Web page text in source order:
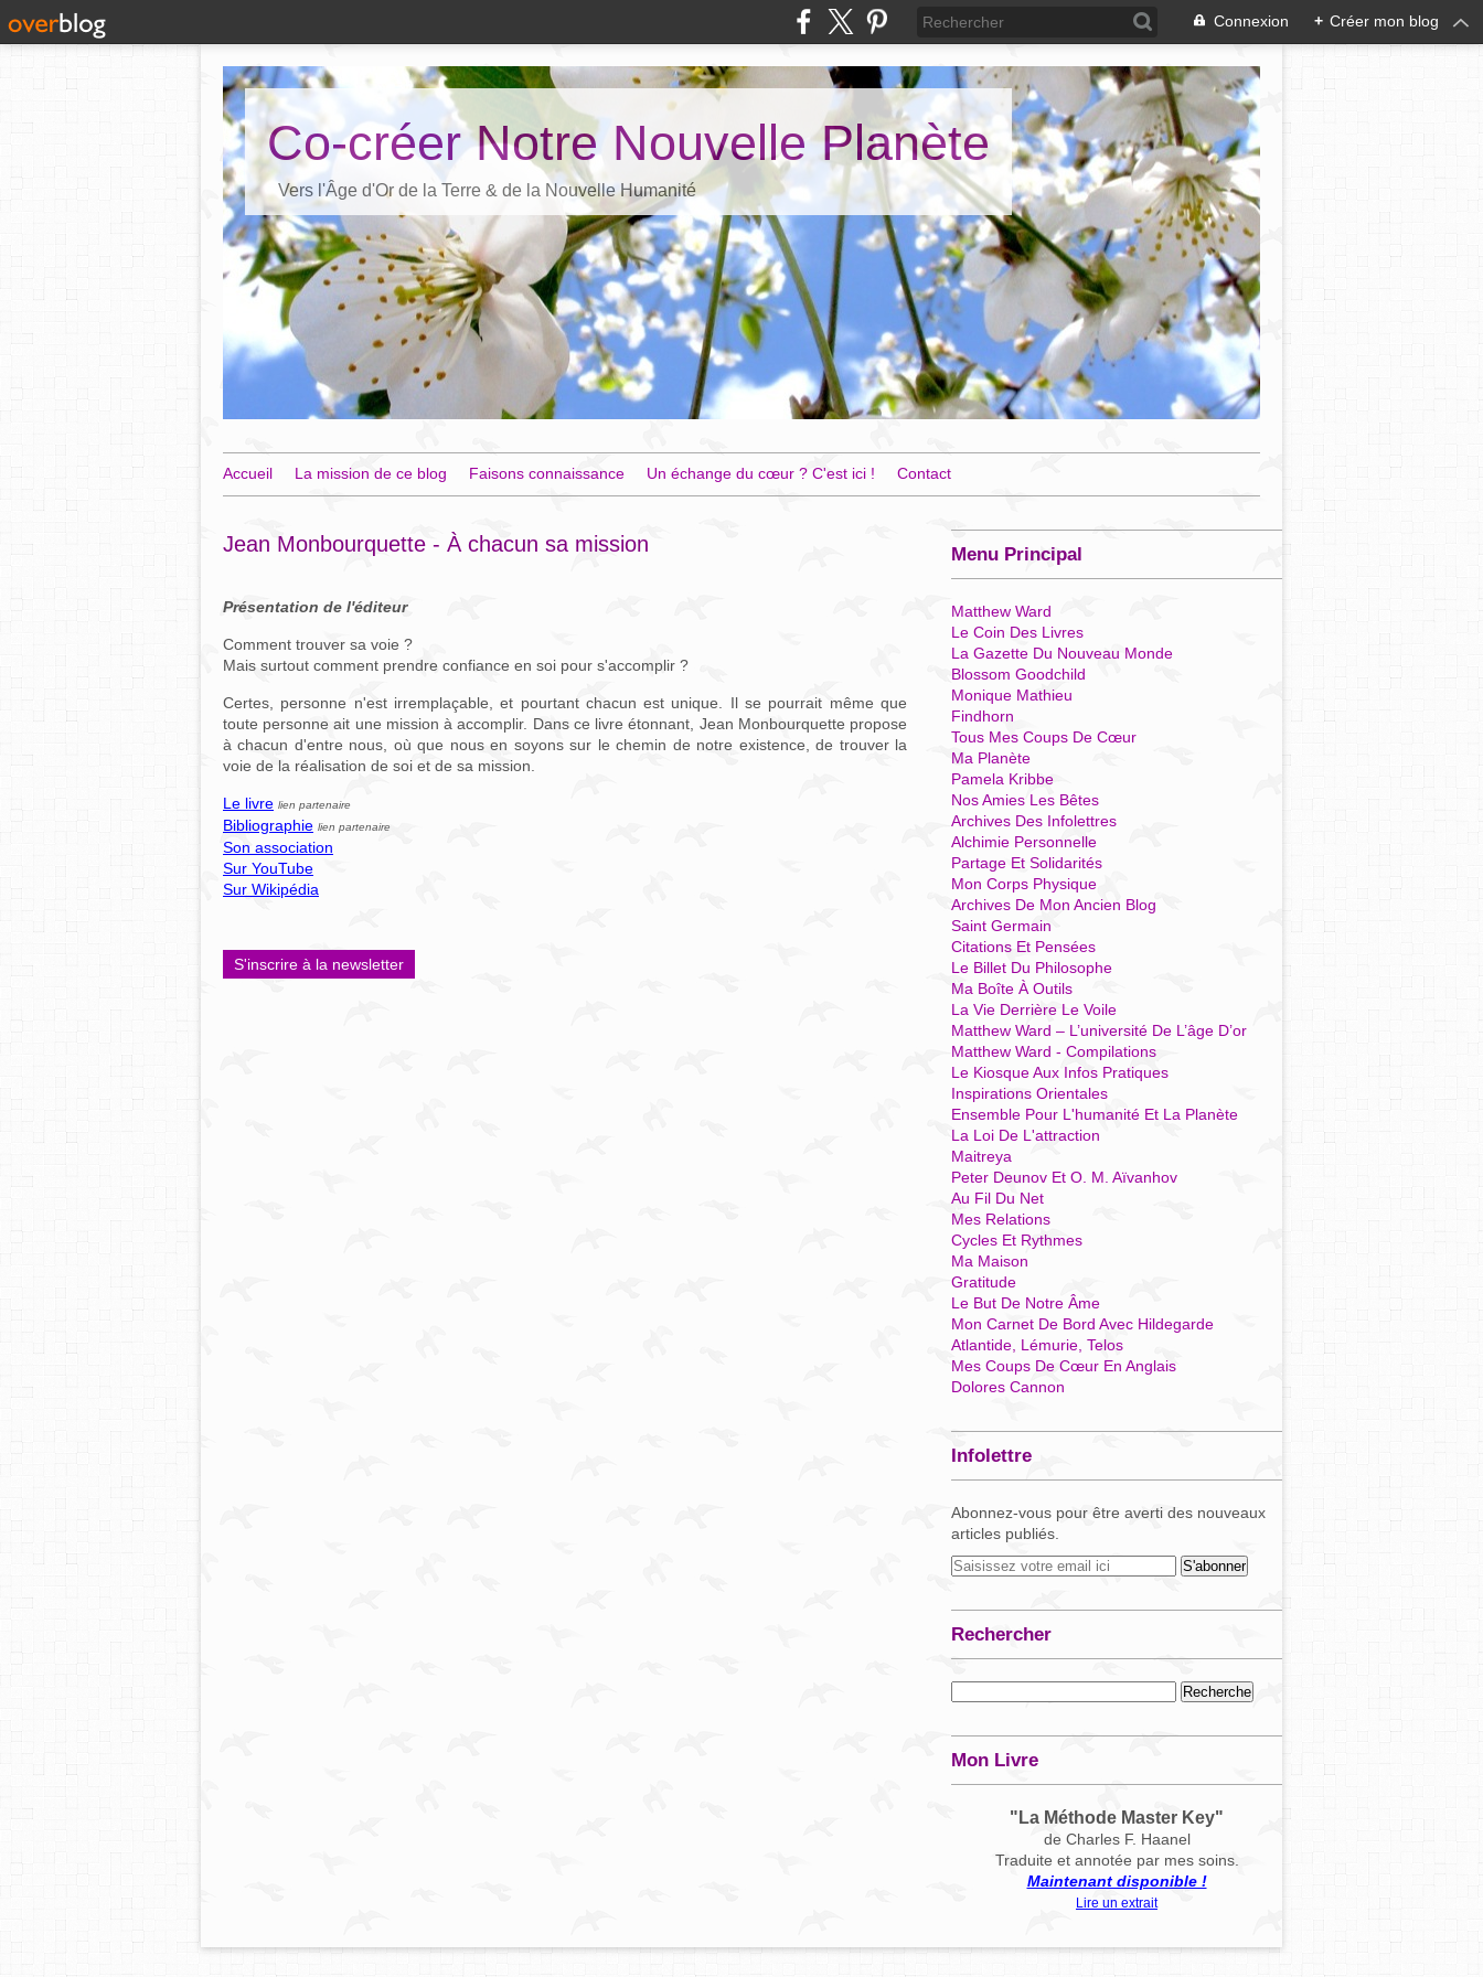
Connexion + Créer mon blog
Co-créer Notre Nouvelle Planète
Vers l'Âge d'Or de la Terre & de la Nouvelle Humanité
Accueil La mission de ce blog Faisons connaissance Un échange du cœur ? C'est ici ! Contact
Jean Monbourquette - À chacun sa mission
Présentation de l'éditeur
Comment trouver sa voie ?
Mais surtout comment prendre confiance en soi pour s'accomplir ?
Certes, personne n'est irremplaçable, et pourtant chacun est unique. Il se pourrait même que
toute personne ait une mission à accomplir. Dans ce livre étonnant, Jean Monbourquette propose
à chacun d'entre nous, où que nous en soyons sur le chemin de notre existence, de trouver la
voie de la réalisation de soi et de sa mission.
Le livre lien partenaire
Bibliographie lien partenaire
Son association
Sur YouTube
Sur Wikipédia
S'inscrire à la newsletter
Menu Principal
Matthew Ward
Le Coin Des Livres
La Gazette Du Nouveau Monde
Blossom Goodchild
Monique Mathieu
Findhorn
Tous Mes Coups De Cœur
Ma Planète
Pamela Kribbe
Nos Amies Les Bêtes
Archives Des Infolettres
Alchimie Personnelle
Partage Et Solidarités
Mon Corps Physique
Archives De Mon Ancien Blog
Saint Germain
Citations Et Pensées
Le Billet Du Philosophe
Ma Boîte À Outils
La Vie Derrière Le Voile
Matthew Ward – L’université De L’âge D’or
Matthew Ward - Compilations
Le Kiosque Aux Infos Pratiques
Inspirations Orientales
Ensemble Pour L'humanité Et La Planète
La Loi De L'attraction
Maitreya
Peter Deunov Et O. M. Aïvanhov
Au Fil Du Net
Mes Relations
Cycles Et Rythmes
Ma Maison
Gratitude
Le But De Notre Âme
Mon Carnet De Bord Avec Hildegarde
Atlantide, Lémurie, Telos
Mes Coups De Cœur En Anglais
Dolores Cannon
Infolettre
Abonnez-vous pour être averti des nouveaux
articles publiés.
Rechercher
Mon Livre
"La Méthode Master Key"
de Charles F. Haanel
Traduite et annotée par mes soins.
Maintenant disponible !
Lire un extrait